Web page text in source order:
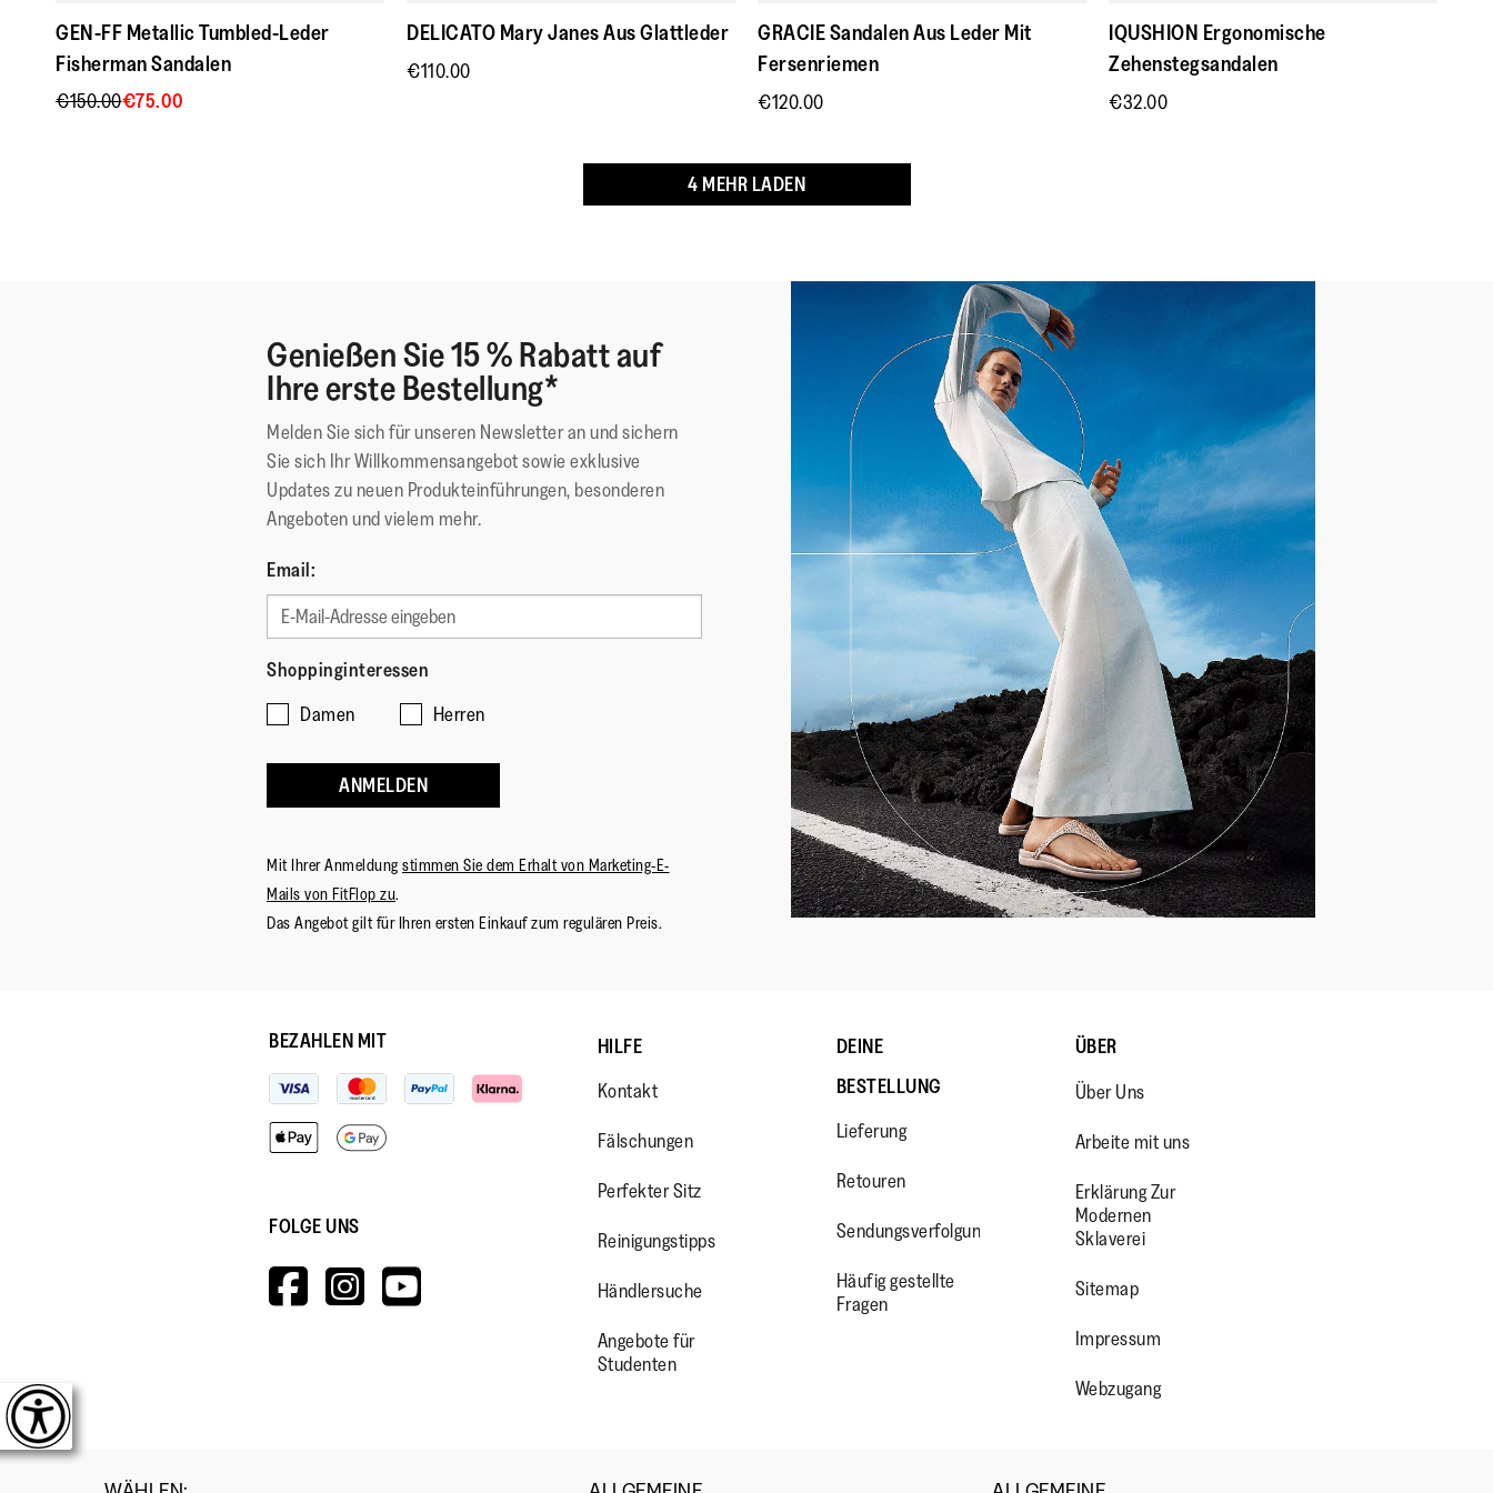
Grip suited for – Nutzung im Alltag/für die Straße
Dezenter elastischer Riemenverschluss zum einfachen
An- und Ausziehen
Diese Schuhe wurden mit dem APMA*-Siegel für Schuhe
Leder
Futtermaterial:
Microfibre (upper), leather (tongue) &
footbed
Verschluss
Verstellbarer Riemen
Sohlen-Material
Rutschfester Gummi
Dynamicush
GEN-FF Metallic Tumbled-Leder
Fisherman Sandalen
€150.00€75.00
DELICATO Mary Janes Aus Glattleder
€110.00
GRACIE Sandalen Aus Leder Mit
Fersenriemen
€120.00
IQUSHION Ergonomische
Zehenstegsandalen
€32.00
4 MEHR LADEN
Genießen Sie 15 % Rabatt auf
Ihre erste Bestellung*
Melden Sie sich für unseren Newsletter an und sichern
Sie sich Ihr Willkommensangebot sowie exklusive
Updates zu neuen Produkteinführungen, besonderen
Angeboten und vielem mehr.
Email:
Shoppinginteressen
Damen
Herren
ANMELDEN
Mit Ihrer Anmeldung stimmen Sie dem Erhalt von Marketing-E-
Mails von FitFlop zu.
Das Angebot gilt für Ihren ersten Einkauf zum regulären Preis.
BEZAHLEN MIT
FOLGE UNS
HTTPS://WWW.FACEBOOK.COM/FITFLOP?
V=WALL&VIEWAS=0
HTTPS://WWW.INSTAGRAM.COM/FITFLOP/
HTTPS://WWW.YOUTUBE.COM/USER/FITFLOPFOOTWEAR
HILFE
Kontakt
Fälschungen
Perfekter Sitz
Reinigungstipps
Händlersuche
Angebote für
Studenten
DEINE
BESTELLUNG
Lieferung
Retouren
Sendungsverfolgung
Häufig gestellte
Fragen
ÜBER
Über Uns
Arbeite mit uns
Erklärung Zur
Modernen
Sklaverei
Sitemap
Impressum
Webzugang